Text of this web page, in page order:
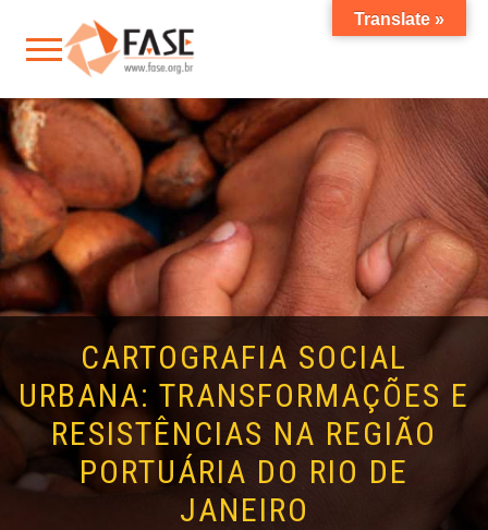
CARTOGRAFIA SOCIAL
URBANA: TRANSFORMAÇÕES E
RESISTÊNCIAS NA REGIÃO
PORTUÁRIA DO RIO DE
JANEIRO
Translate »